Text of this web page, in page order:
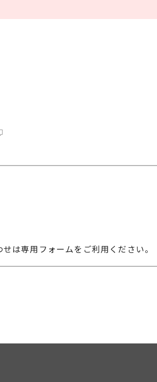
は専用フォームをご利用ください。